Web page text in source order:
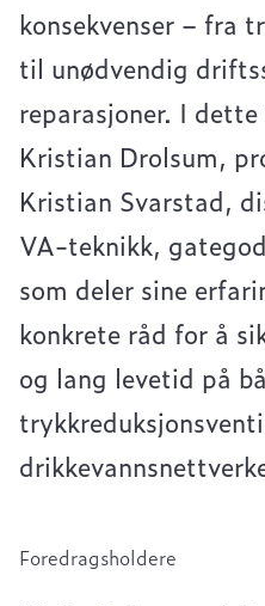
konsekvenser – fra
til unødvendig
reparasjoner. I
Kristian Drolsum,
Kristian Svarstad,
VA-teknikk,
som deler sine
konkrete råd for å
og lang levetid på
Foredragsholdere